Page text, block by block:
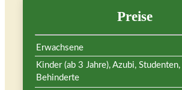
Preise
Erwachsene
Kinder (ab 3 Jahre), Azubi, Studenten,
Behinderte